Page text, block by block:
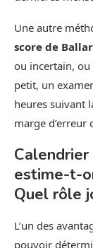
Une autre
score de
ou incertain,
petit, un
heures suivant
marge d’erreur
estime-t-
Quel rôle
L’un des
pouvoir